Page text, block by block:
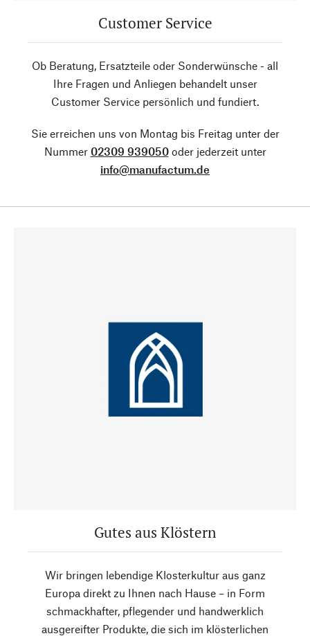
Customer Service
Ob Beratung, Ersatzteile oder Sonderwünsche - all
Ihre Fragen und Anliegen behandelt unser
Customer Service persönlich und fundiert.
Sie erreichen uns von Montag bis Freitag unter der
Nummer 02309 939050oder jederzeit unter
info@manufactum.de
Gutes aus Klöstern
Wir bringen lebendige Klosterkultur aus ganz
Europa direkt zu Ihnen nach Hause – in Form
schmackhafter, pflegender und handwerklich
ausgereifter Produkte, die sich im klösterlichen